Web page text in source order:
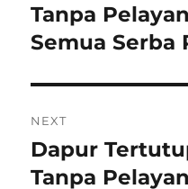
post:
Tanpa
Semua Serba
NEXT
Next
post:
Dapur
Tanpa